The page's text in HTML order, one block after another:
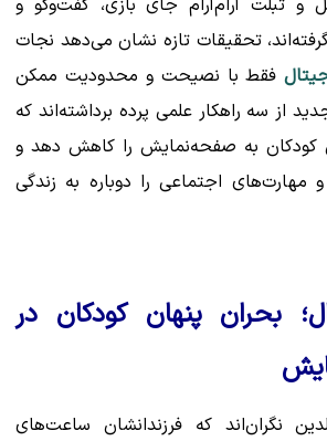
و تبلت آرام‌آرام جای بازی، گفت‌وگو و
تحقیقات تازه نشان می‌دهد نجات
فقط با نصیحت و محدودیت ممکن
از سه راهکار علمی پرده برداشته‌اند که
کودکان به صفحه‌نمایش را کاهش دهد و
اجتماعی را دوباره به زندگی
بحران پنهان کودکان در
نگران‌اند که فرزندانشان ساعت‌های